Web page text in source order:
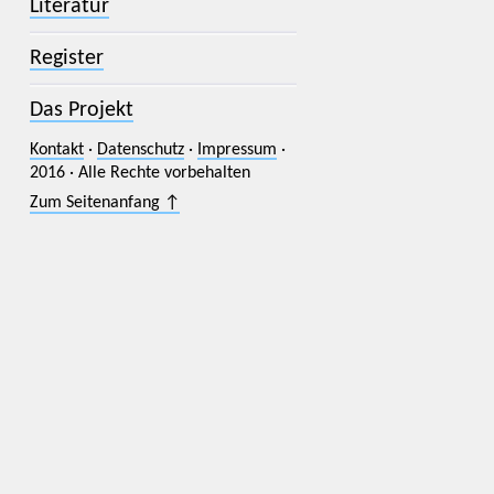
Literatur
Register
Das Projekt
Kontakt· Datenschutz· Impressum ·
2016 · Alle Rechte vorbehalten
Zum Seitenanfang ↑